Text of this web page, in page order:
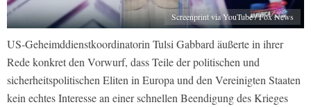
Screenprint via YouTube / Fox News
US-Geheimddienstkoordinatorin Tulsi Gabbard äußerte in ihrer
Rede konkret den Vorwurf, dass Teile der politischen und
sicherheitspolitischen Eliten in Europa und den Vereinigten Staaten
kein echtes Interesse an einer schnellen Beendigung des Krieges